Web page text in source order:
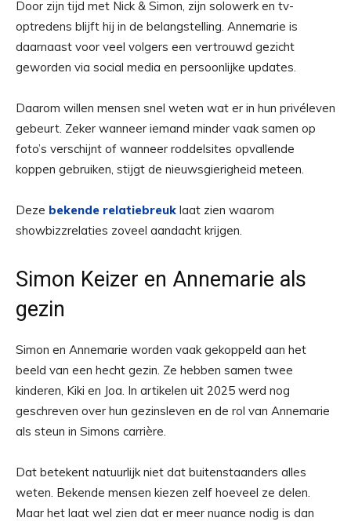
Door zijn tijd met Nick & Simon, zijn solowerk en tv-
optredens blijft hij in de belangstelling. Annemarie is
daarnaast voor veel volgers een vertrouwd gezicht
geworden via social media en persoonlijke updates.
Daarom willen mensen snel weten wat er in hun privéleven
gebeurt. Zeker wanneer iemand minder vaak samen op
foto’s verschijnt of wanneer roddelsites opvallende
koppen gebruiken, stijgt de nieuwsgierigheid meteen.
Deze bekende relatiebreuk laat zien waarom
showbizzrelaties zoveel aandacht krijgen.
Simon Keizer en Annemarie als
gezin
Simon en Annemarie worden vaak gekoppeld aan het
beeld van een hecht gezin. Ze hebben samen twee
kinderen, Kiki en Joa. In artikelen uit 2025 werd nog
geschreven over hun gezinsleven en de rol van Annemarie
als steun in Simons carrière.
Dat betekent natuurlijk niet dat buitenstaanders alles
weten. Bekende mensen kiezen zelf hoeveel ze delen.
Maar het laat wel zien dat er meer nuance nodig is dan